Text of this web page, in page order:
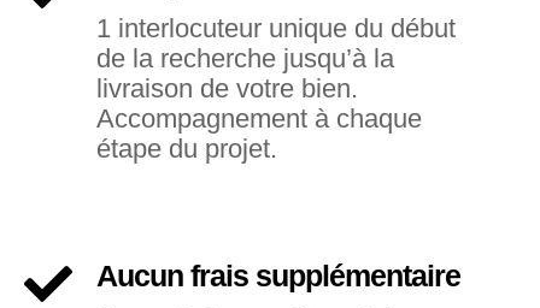
1 interlocuteur unique du début
de la recherche jusqu’à la
livraison de votre bien.
Accompagnement à chaque
étape du projet.
Aucun frais supplémentaire